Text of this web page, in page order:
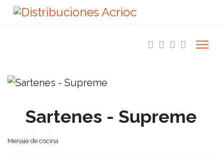
Sartenes - Supreme
Menaje de cocina